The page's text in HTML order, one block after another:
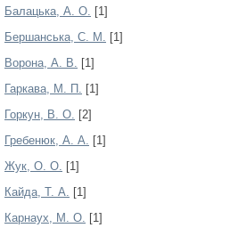
Балацька, А. О. [1]
Бершанська, С. М. [1]
Ворона, А. В. [1]
Гаркава, М. П. [1]
Горкун, В. О. [2]
Гребенюк, А. А. [1]
Жук, О. О. [1]
Кайда, Т. А. [1]
Карнаух, М. О. [1]